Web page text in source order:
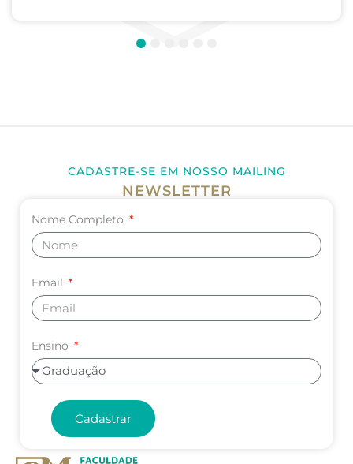
4
CADASTRE-SE EM NOSSO MAILING
NEWSLETTER
Nome Completo
Email
Ensino
Cadastrar